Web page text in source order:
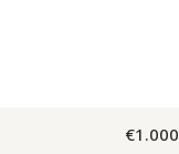
€1.000